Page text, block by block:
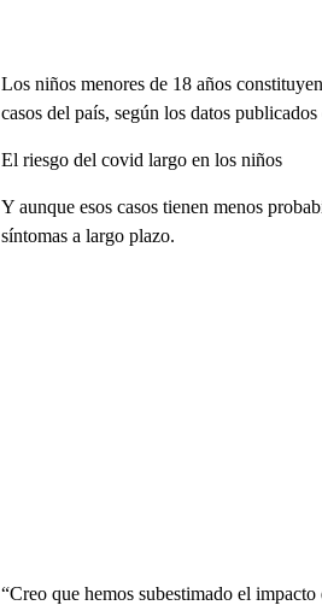
Los niños menores de 18 años
casos del país, según los datos
El riesgo del covid largo en los niños
Y aunque esos casos tienen menos
síntomas a largo plazo.
“Creo que hemos subestimado el